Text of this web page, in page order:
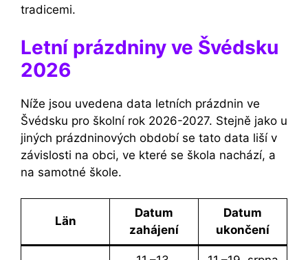
tradicemi.
Letní prázdniny ve Švédsku
2026
Níže jsou uvedena data letních prázdnin ve
Švédsku pro školní rok 2026-2027. Stejně jako u
jiných prázdninových období se tato data liší v
závislosti na obci, ve které se škola nachází, a
na samotné škole.
Län
datum
zahájení
Datum
ukončení